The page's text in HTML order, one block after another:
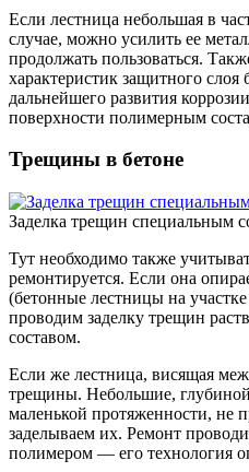
Если лестница небольшая в
случае, можно усилить ее
продолжать пользоваться.
характеристик защитного слоя
дальнейшего развития
поверхности полимерным
Трещины в бетоне
Заделка трещин специальным
Тут необходимо также
ремонтируется. Если она
(бетонные лестницы на
проводим заделку трещин
составом.
Если же лестница, висящая
трещины. Небольшие,
маленькой протяженности, не
заделываем их. Ремонт
полимером — его технология